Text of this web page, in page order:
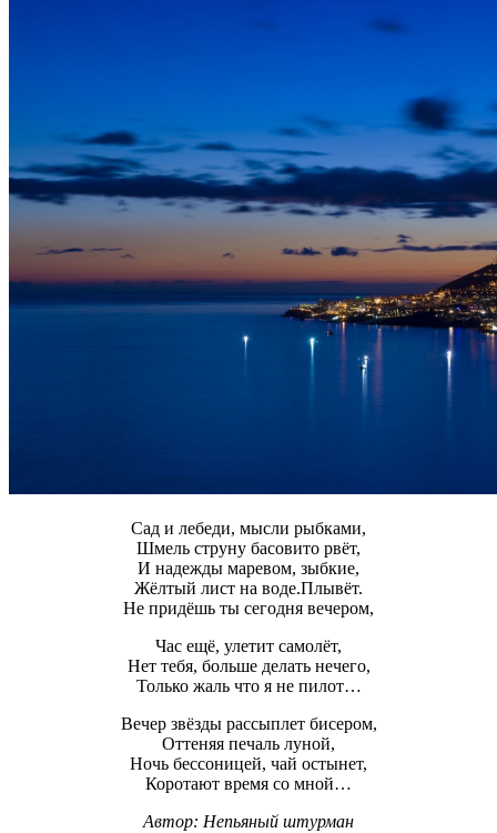
Сад и лебеди, мысли рыбками,
Шмель струну басовито рвёт,
И надежды маревом, зыбкие,
Жёлтый лист на воде.Плывёт.
Не придёшь ты сегодня вечером,
Час ещё, улетит самолёт,
Нет тебя, больше делать нечего,
Только жаль что я не пилот…
Вечер звёзды рассыплет бисером,
Оттеняя печаль луной,
Ночь бессоницей, чай остынет,
Коротают время со мной…
Автор: Непьяный штурман